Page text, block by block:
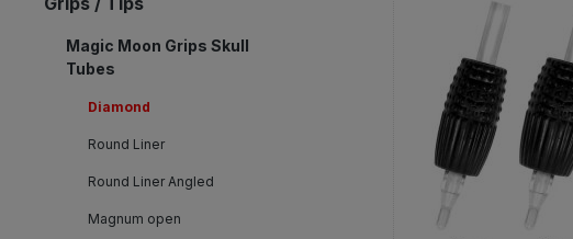
Magic Moon Grips Skull
Tubes
Diamond
Round Liner
Round Liner Angled
Magnum open